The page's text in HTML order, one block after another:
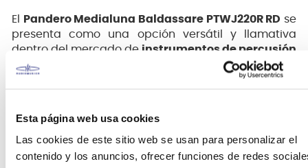
Esta página web usa cookies
Las cookies de este sitio web se usan para personalizar el
contenido y los anuncios, ofrecer funciones de redes
El Pandero Medialuna Baldassare PTWJ220R RD se
presenta como una opción versátil y llamativa
dentro del mercado de instrumentos de percusión
manual
. Su diseño en forma de media luna y su
color rojo vibrante lo hacen visualmente atractivo,
diferenciándose de panderos con mayor número
de cascabeles. Fabricado con plástico de alta
resistencia, estepandero medialunaes ligero,